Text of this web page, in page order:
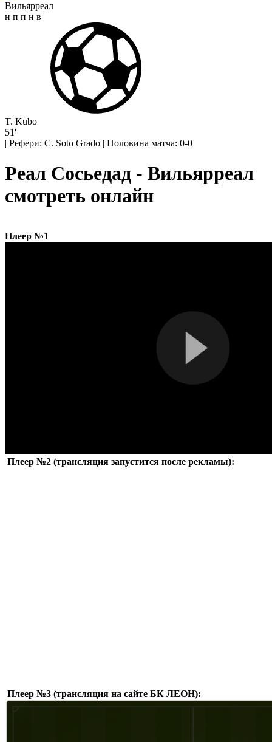
Вильярреал
н п п н в
T. Kubo
51'
| Рефери: C. Soto Grado | Половина матча: 0-0
Реал Сосьедад - Вильярреал
смотреть онлайн
Плеер №1
Плеер №2 (трансляция запустится после рекламы):
Плеер №3 (трансляция на сайте БК ЛЕОН):